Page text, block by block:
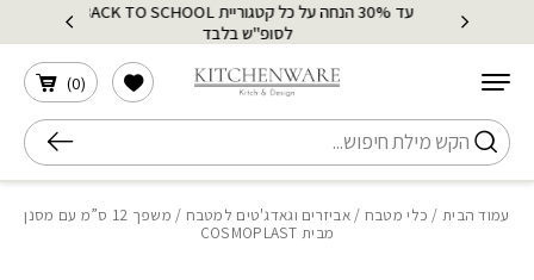
Skip to Content
עד 30% הנחה על כל קטגוריית BACK TO SCHOOL
לסופ"ש בלבד
חיפוש
(
0
)
הרשימה שלי
עמוד הבית / כלי מטבח / אביזרים וגאדג'טים למטבח
/ משפך 12 ס”מ עם מסנן
מבית COSMOPLAST
בחזרה למעלה